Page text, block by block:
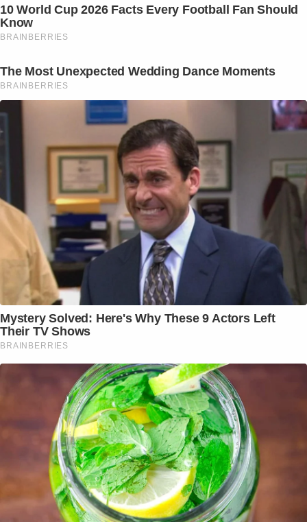
10 World Cup 2026 Facts Every Football Fan Should
Know
BRAINBERRIES
The Most Unexpected Wedding Dance Moments
BRAINBERRIES
Mystery Solved: Here's Why These 9 Actors Left
Their TV Shows
BRAINBERRIES